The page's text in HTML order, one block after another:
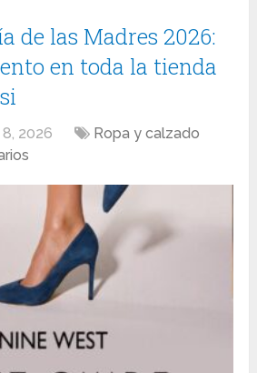
de las Madres 2026:
en toda la tienda
2026
Ropa y calzado